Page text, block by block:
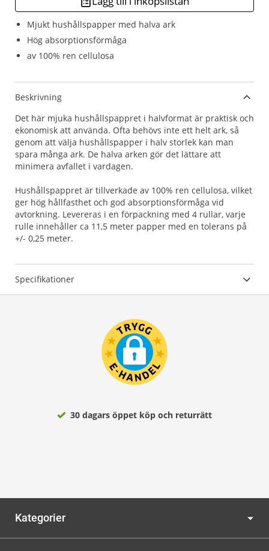
Mjukt hushållspapper med halva ark
Hög absorptionsförmåga
av 100% ren cellulosa
Beskrivning
Det här mjuka hushållspappret i halvformat är praktisk och
ekonomisk att använda. Ofta behövs inte ett helt ark, så
genom att välja hushållspapper i halv storlek kan man
spara många ark. De halva arken gör det lättare att
minimera avfallet i vardagen.
Hushållspappret är tillverkade av 100% ren cellulosa, vilket
ger hög hållfasthet och god absorptionsförmåga vid
avtorkning. Levereras i en förpackning med 4 rullar, varje
rulle innehåller ca 11,5 meter papper med en tolerans på
+/- 0,25 meter.
Specifikationer
30 dagars öppet köp och returrätt
Kategorier